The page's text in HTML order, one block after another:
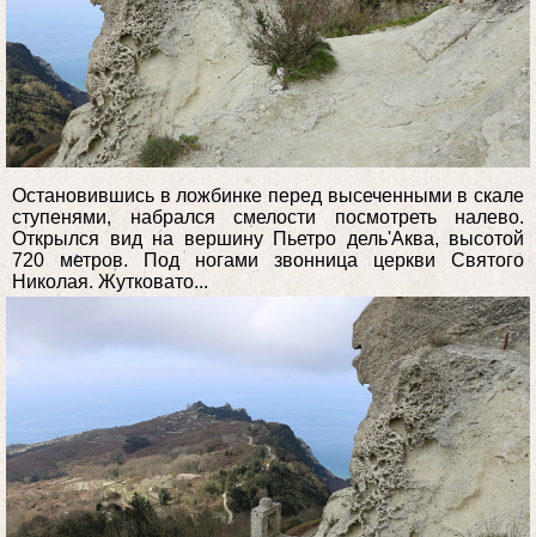
Остановившись в ложбинке перед высеченными в скале
ступенями, набрался смелости посмотреть налево.
Открылся вид на вершину Пьетро дель'Аква, высотой
720 метров. Под ногами звонница церкви Святого
Николая. Жутковато...